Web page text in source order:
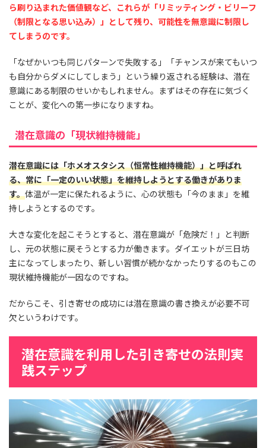
ら刷り込まれた価値観など、これらが「リミッティング・ビリーフ
（制限となる思い込み）」として残り、可能性を無意識に制限し
てしまうのです。
「なぜかいつも同じパターンで失敗する」「チャンスが来てもいつ
も自分からダメにしてしまう」という繰り返される経験は、潜在
意識にある制限のせいかもしれません。まずはその存在に気づく
ことが、変化への第一歩になりますね。
潜在意識の「現状維持機能」
潜在意識には「ホメオスタシス（恒常性維持機能）」と呼ばれ
る、常に「一定のいい状態」を維持しようとする働きがありま
す。体温が一定に保たれるように、心の状態も「今のまま」を維
持しようとするのです。
大きな変化を起こそうとすると、潜在意識が「危険だ！」と判断
し、元の状態に戻そうとする力が働きます。ダイエットが三日坊
主になってしまったり、新しい習慣が続かなかったりするのもこの
現状維持機能が一因なのですね。
だからこそ、引き寄せの成功には潜在意識の書き換えが必要不可
欠というわけです。
潜在意識を利用した引き寄せの法則実
践ステップ